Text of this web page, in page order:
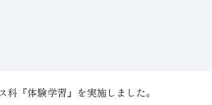
『体験学習』を実施しました。